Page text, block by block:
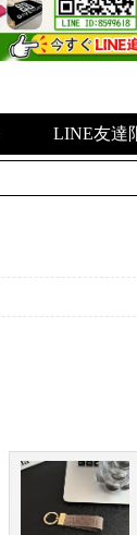
LINE友達